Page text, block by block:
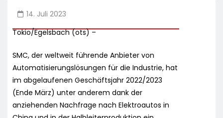
14. Juli 2023
Tokio/Egelsbach (ots) –
SMC, der weltweit führende Anbieter von
Automatisierungslösungen für die Industrie, hat
im abgelaufenen Geschäftsjahr 2022/2023
(Ende März) unter anderem dank der
anziehenden Nachfrage nach Elektroautos in